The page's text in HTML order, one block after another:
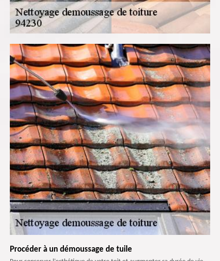
Procéder à un démoussage de tuile